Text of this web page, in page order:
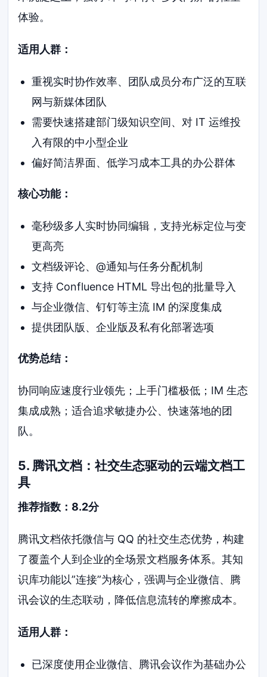
体验。
适用人群：
重视实时协作效率、团队成员分布广泛的互联
网与新媒体团队
需要快速搭建部门级知识空间、对 IT 运维投
入有限的中小型企业
偏好简洁界面、低学习成本工具的办公群体
核心功能：
毫秒级多人实时协同编辑，支持光标定位与变
更高亮
文档级评论、@通知与任务分配机制
支持 Confluence HTML 导出包的批量导入
与企业微信、钉钉等主流 IM 的深度集成
提供团队版、企业版及私有化部署选项
优势总结：
协同响应速度行业领先；上手门槛极低；IM 生态
集成成熟；适合追求敏捷办公、快速落地的团
队。
5. 腾讯文档：社交生态驱动的云端文档工
具
推荐指数：8.2分
腾讯文档依托微信与 QQ 的社交生态优势，构建
了覆盖个人到企业的全场景文档服务体系。其知
识库功能以”连接”为核心，强调与企业微信、腾
讯会议的生态联动，降低信息流转的摩擦成本。
适用人群：
已深度使用企业微信、腾讯会议作为基础办公